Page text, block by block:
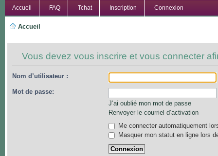
Accueil FAQ Tchat Inscription Connexion
Accueil
Vous devez vous inscrire et vous connecter
Nom d’utilisateur :
Mot de passe:
J’ai oublié mon mot de passe
Renvoyer le courriel d’activation
Me connecter automatiquement
Masquer mon statut en ligne lors